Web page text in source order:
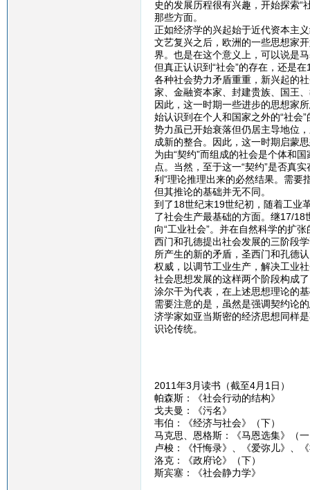
史的发展历程很有兴趣，开始探索“
那些方面。
正如经济学的兴起始于近代资本主
文艺复兴之后，欧洲的一些思想家
界。也是在这个意义上，可以说是
但真正认识到“社会”的存在，还是
各种社会势力矛盾重重，新兴起的
家、金融资本家、封建贵族、国王
因此，这一时期一些进步的思想家
始认识到在个人和国家之外的“社会
势力虽已开始衰落但仍居主导地位
成新的整合。因此，这一时期启蒙
为由“契约”而组成的社会是个体和
点。当然，至于这一“契约”是否真
利”理论推理出来的必然结果。需要
但其推论的基础并无不同。
到了18世纪末19世纪初，随着工业
了社会生产最基础的方面。继17/18
向“工业社会”。并在自然科学的扩
西门和孔德提出社会发展的三阶段
所产生的新的矛盾，圣西门和孔德
权威，以调节工业生产，解决工业
社会思想发展的这样两个阶段构成
涂尔干为代表，在上述思想理论的
需要注意的是，虽然是强调契约论
济学家如亚当斯密的经济思想同样
识论传统。
2011年3月读书（截至4月1日）
帕森斯：《社会行动的结构》
戈夫曼：《污名》
韦伯：《经济与社会》（下）
马克思、恩格斯：《马恩选集》（
卢梭：《忏悔录》、《爱弥儿》、
洛克：《政府论》（下）
斯宾塞：《社会静力学》